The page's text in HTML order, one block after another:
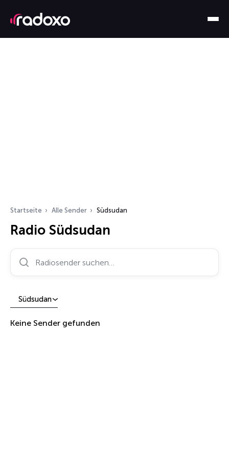
Startseite Alle Sender Südsudan
Radio Südsudan
Radiosender suchen…
Südsudan
Keine Sender gefunden